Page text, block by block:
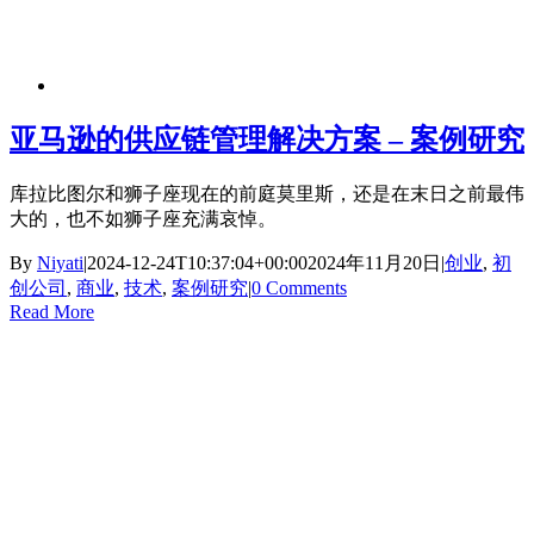
亚马逊的供应链管理解决方案 – 案例研究
库拉比图尔和狮子座现在的前庭莫里斯，还是在末日之前最伟
大的，也不如狮子座充满哀悼。
By Niyati|2024-12-24T10:37:04+00:002024年11月20日 |创业, 初
创公司 , 商业, 技术, 案例研究|0 Comments
Read More